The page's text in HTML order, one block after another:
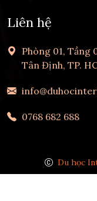
Liên hệ
Phòng 01, Tầng
Tân Định, TP.
0768 682 688
Du học